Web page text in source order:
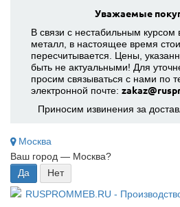
Уважаемые
В связи с нестабильным
металл, в настоящее время
пересчитывается. Цены,
быть не актуальными! Для
просим связываться с нами по
электронной почте:
Приносим извинения за
Москва
Ваш город — Москва?